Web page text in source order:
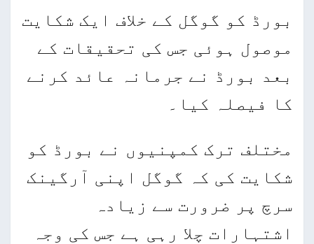
بورڈ کو گوگل کے خلاف ایک شکایت
موصول ہوئی جس کی تحقیقات کے
بعد بورڈ نے جرمانہ عائد کرنے
کا فیصلہ کیا۔
مختلف ترک کمپنیوں نے بورڈ کو
شکایت کی کہ گوگل اپنی آرگینک
سرچ پر ضرورت سے زیادہ
اشتہارات چلا رہی ہے جس کی وجہ